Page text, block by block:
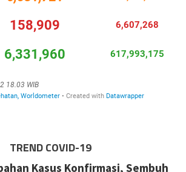
TREND COVID-19